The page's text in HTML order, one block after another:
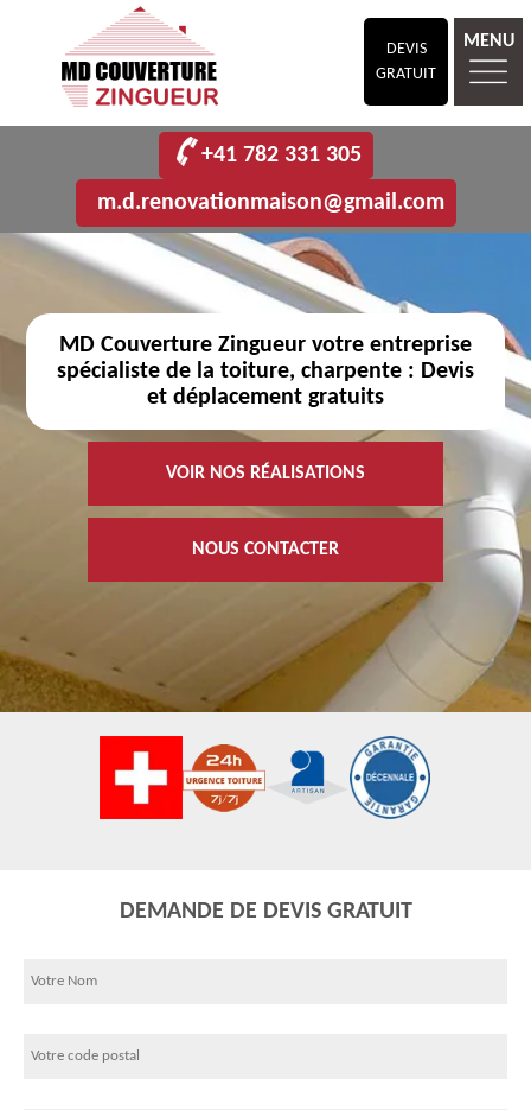
DEVIS
GRATUIT
MENU
+41 782 331 305
m.d.renovationmaison@gmail.com
MD Couverture Zingueur votre entreprise
spécialiste de la toiture, charpente : Devis
et déplacement gratuits
VOIR NOS RÉALISATIONS
NOUS CONTACTER
DEMANDE DE DEVIS GRATUIT